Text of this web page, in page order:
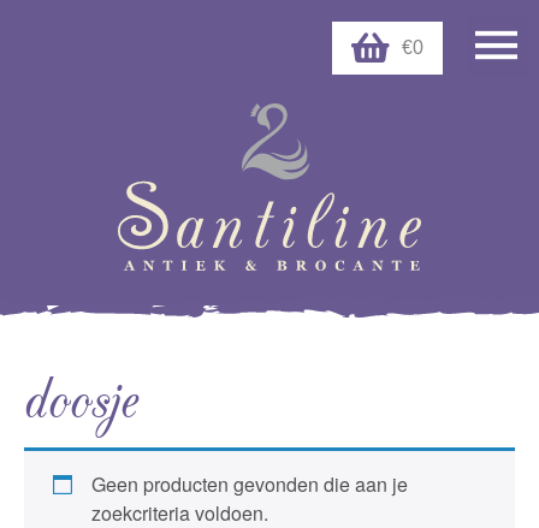
€0
doosje
Geen producten gevonden die aan je
zoekcriteria voldoen.